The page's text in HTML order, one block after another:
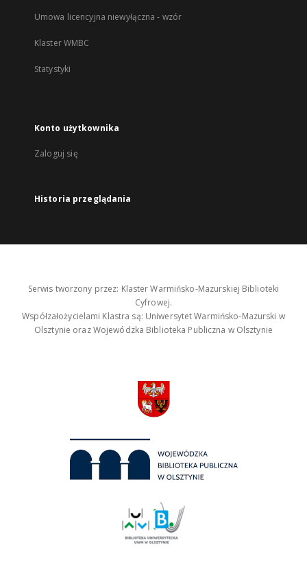
Umowa licencyjna niewyłączna - wzór
Klaster WMBC
Statystyki
Konto użytkownika
Zaloguj się
Historia przeglądania
Serwis tworzony przez: Klaster Warmińsko-Mazurskiej Biblioteki
Cyfrowej.
Współzałożycielami Klastra są: Uniwersytet Warmińsko-Mazurski w
Olsztynie oraz Wojewódzka Biblioteka Publiczna w Olsztynie